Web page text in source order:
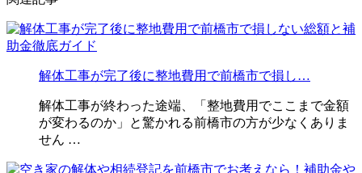
解体工事が完了後に整地費用で前橋市で損し…
解体工事が終わった途端、「整地費用でここまで金額
が変わるのか」と驚かれる前橋市の方が少なくありま
せん …